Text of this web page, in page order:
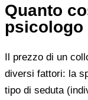
Quanto
psicologo
Il prezzo di un
diversi fattori: la
tipo di seduta